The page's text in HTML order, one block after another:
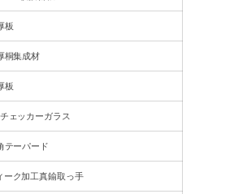
板
桐集成材
板
ェッカーガラス
テーパード
ーク加工真鍮取っ手